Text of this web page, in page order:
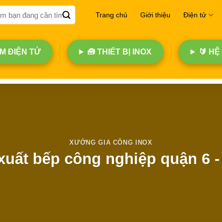
Trang chủ Giới thiệu Điện tử
ĐIỆN TỬ 🧰 THIẾT BỊ INOX 🔰
XƯỞNG GIA CÔNG INOX
bếp công nghiệp quận 6 -